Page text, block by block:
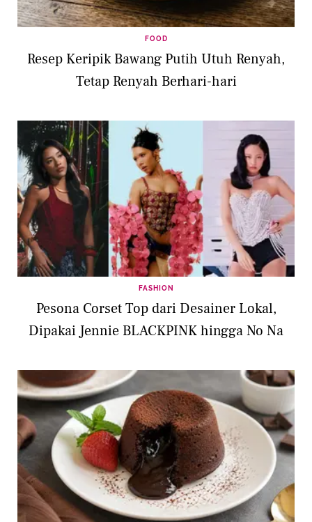
FOOD
Resep Keripik Bawang Putih Utuh Renyah,
Tetap Renyah Berhari-hari
FASHION
Pesona Corset Top dari Desainer Lokal,
Dipakai Jennie BLACKPINK hingga No Na